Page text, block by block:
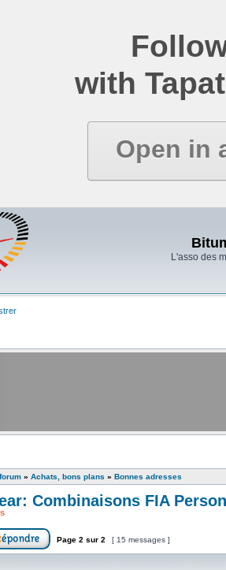
with
Open in
L'asso des
» Achats, bons plans » Bonnes adresses
Combinaisons FIA
Page 2 sur 2 [ 15 messages ]